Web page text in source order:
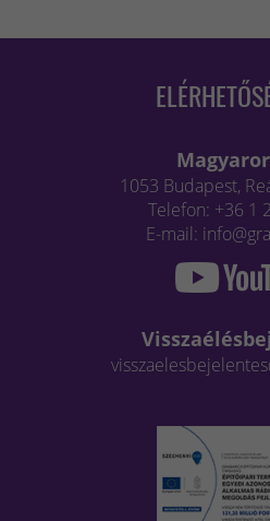
1053 Budapest,
Telefon: +36 1
E-mail: